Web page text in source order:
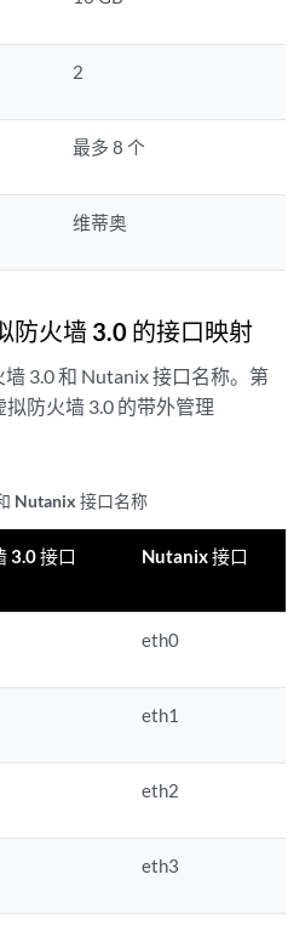
2
最多 8 个
维蒂奥
防火墙 3.0 的接口映射
墙 3.0 和 Nutanix 接口名称。第
防火墙 3.0 的带外管理
Nutanix 接口名称
3.0 接口 Nutanix 接口
eth0
eth1
eth2
eth3